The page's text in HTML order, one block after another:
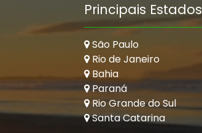
Principais Estados
São Paulo
Rio de Janeiro
Bahia
Paraná
Rio Grande do Sul
Santa Catarina